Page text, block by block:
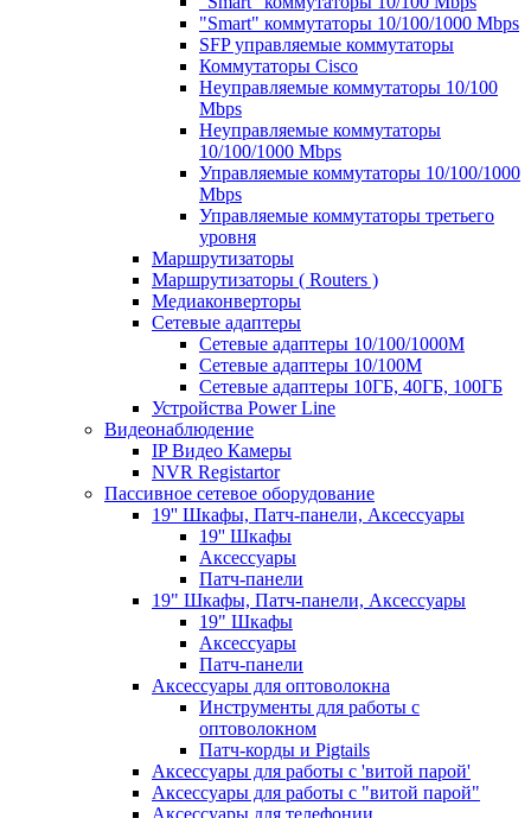
"Smart" коммутаторы 10/100/1000 Mbps
SFP управляемые коммутаторы
Коммутаторы Cisco
Неуправляемые коммутаторы 10/100
Mbps
Неуправляемые коммутаторы
10/100/1000 Mbps
Управляемые коммутаторы 10/100/1000
Mbps
Управляемые коммутаторы третьего
уровня
Маршрутизаторы
Маршрутизаторы ( Routers )
Медиаконверторы
Сетевые адаптеры
Сетевые адаптеры 10/100/1000М
Сетевые адаптеры 10/100M
Сетевые адаптеры 10ГБ, 40ГБ, 100ГБ
Устройства Power Line
Видеонаблюдение
IP Видео Камеры
NVR Registartor
Пассивное сетевое оборудование
19'' Шкафы, Патч-панели, Аксессуары
19'' Шкафы
Аксессуары
Патч-панели
19" Шкафы, Патч-панели, Аксессуары
19" Шкафы
Аксессуары
Патч-панели
Аксессуары для оптоволокна
Инструменты для работы с
оптоволокном
Патч-корды и Pigtails
Аксессуары для работы с 'витой парой'
Аксессуары для работы с "витой парой"
Аксессуары для телефонии